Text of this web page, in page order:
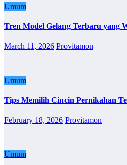
Umum
Tren Model Gelang Terbaru yang
March 11, 2026 Provitamon
Umum
Tips Memilih Cincin Pernikahan
February 18, 2026 Provitamon
Umum